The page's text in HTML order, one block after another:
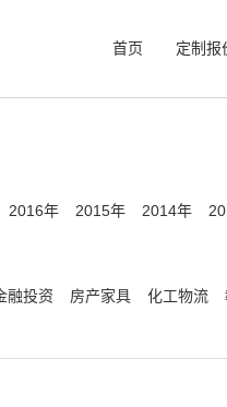
首页 定制报
2016年 2015年 2014年
融投资 房产家具 化工物流